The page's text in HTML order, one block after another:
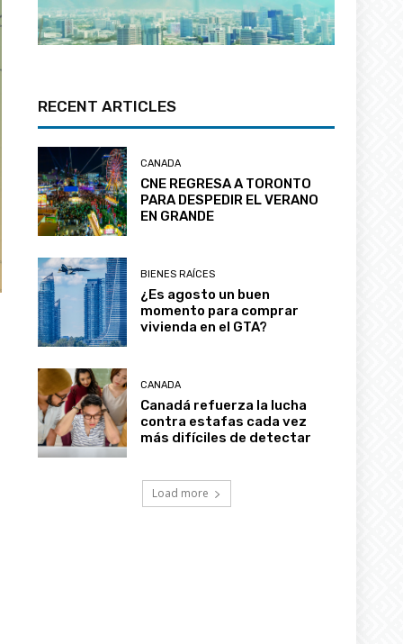
RECENT ARTICLES
CANADA
CNE REGRESA A TORONTO
PARA DESPEDIR EL VERANO
BIENES RAÍCES
¿Es agosto un buen
momento para comprar
CANADA
Canadá refuerza la lucha
contra estafas cada vez
Load more